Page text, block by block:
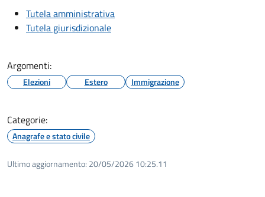
Tutela amministrativa
Tutela giurisdizionale
Argomenti:
Elezioni Estero Immigrazione
Categorie:
Anagrafe e stato civile
Ultimo aggiornamento: 20/05/2026 10:25.11